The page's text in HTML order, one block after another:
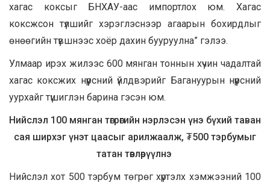
хагас коксыг БНХАУ-аас импортлох юм. Хагас
коксжсон түлшийг хэрэглэснээр агаарын бохирдлыг
өнөөгийн түвшнээс хоёр дахин бууруулна” гэлээ.
Улмаар ирэх жилээс 600 мянган тоннын хүчин чадалтай
хагас коксжих нүүрсний үйлдвэрийг Багануурын нүүрсний
уурхайг түшиглэн барина гэсэн юм.
Нийслэл 100 мянган төгрөгийн нэрлэсэн үнэ бүхий таван
сая ширхэг үнэт цаасыг арилжаалж, ₮500 тэрбумыг
татан төвлөрүүлнэ
Нийслэл хот 500 тэрбум төгрөг хүртэлх хэмжээний 100